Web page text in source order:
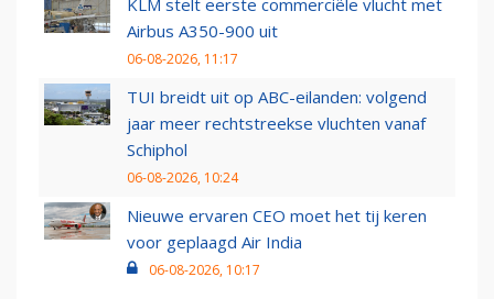
KLM stelt eerste commerciële vlucht met
Airbus A350-900 uit
06-08-2026, 11:17
TUI breidt uit op ABC-eilanden: volgend
jaar meer rechtstreekse vluchten vanaf
Schiphol
06-08-2026, 10:24
Nieuwe ervaren CEO moet het tij keren
voor geplaagd Air India
06-08-2026, 10:17